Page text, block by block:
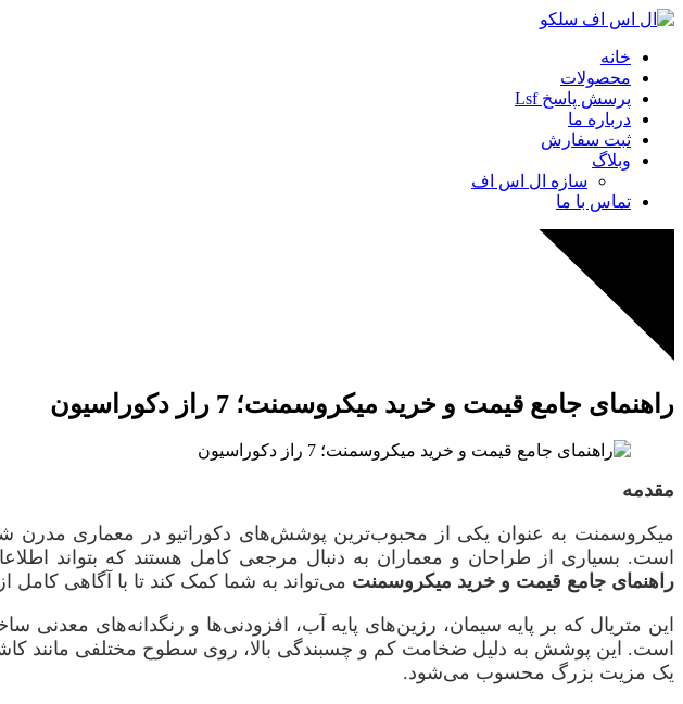
خانه
محصولات
پرسش پاسخ Lsf
درباره ما
ثبت سفارش
وبلاگ
سازه ال اس اف
تماس با ما
راهنمای جامع قیمت و خرید میکروسمنت؛ 7 راز دکوراسیون
مقدمه
میکروسمنت به عنوان یکی از محبوب‌ترین پوشش‌های دکوراتیو در معماری مدرن
است. بسیاری از طراحان و معماران به دنبال مرجعی کامل هستند که بتواند
راهنمای جامع قیمت و خرید میکروسمنت می‌تواند به شما کمک کند تا با آگاهی
این متریال که بر پایه سیمان، رزین‌های پایه آب، افزودنی‌ها و رنگدانه‌های
است. این پوشش به دلیل ضخامت کم و چسبندگی بالا، روی سطوح مختلفی مانند
یک مزیت بزرگ محسوب می‌شود.